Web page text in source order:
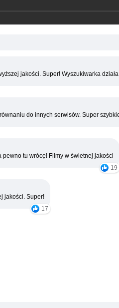
jakości. Super! Wyszukiwarka
do innych serwisów. Super
pewno tu wrócę! Filmy w świetnej jakości
19
jakości. Super!
17